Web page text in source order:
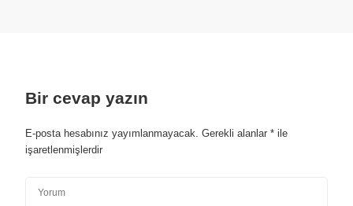
Bir cevap yazın
E-posta hesabınız yayımlanmayacak. Gerekli alanlar * ile
işaretlenmişlerdir